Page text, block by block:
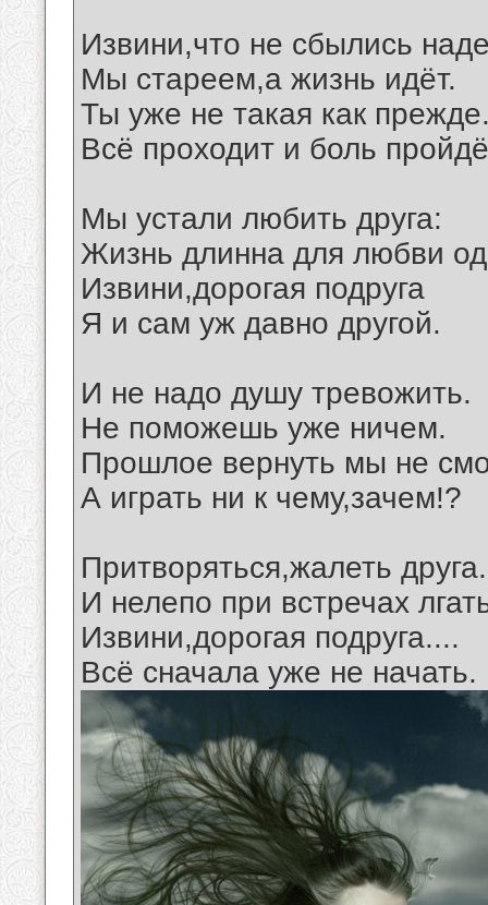
Извини,что не сбылись
Мы стареем,а жизнь идёт.
Ты уже не такая как
Всё проходит и боль
Мы устали любить друга:
Жизнь длинна для любви
Извини,дорогая подруга
Я и сам уж давно другой.
И не надо душу тревожить.
Не поможешь уже ничем.
Прошлое вернуть мы не
А играть ни к чему,зачем!?
Притворяться,жалеть друга.
И нелепо при встречах
Извини,дорогая подруга....
Всё сначала уже не начать.